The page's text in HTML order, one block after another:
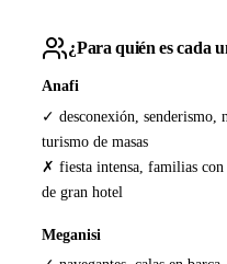
¿Para quién es cada
Anafi
✓ desconexión, senderismo,
turismo de masas
✗ fiesta intensa, familias con
de gran hotel
Meganisi